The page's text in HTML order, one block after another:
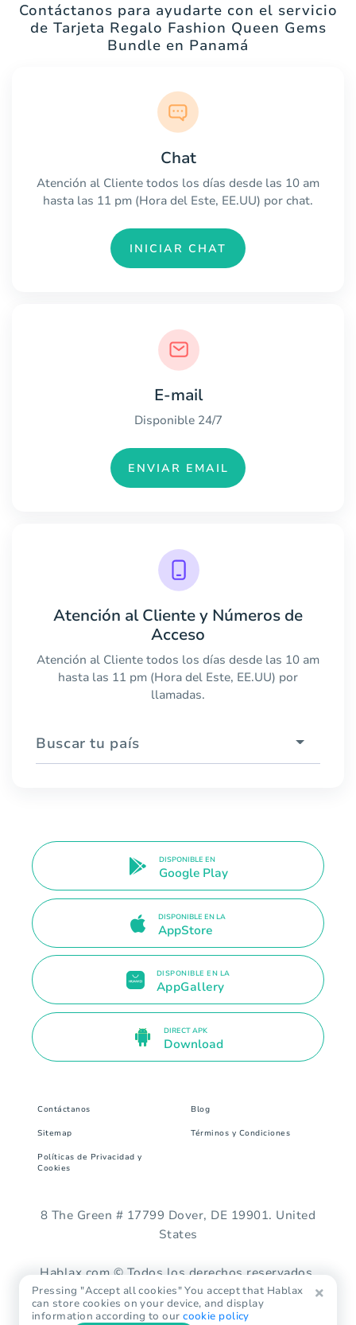
Contáctanos para ayudarte con el servicio
de Tarjeta Regalo Fashion Queen Gems
Bundle en Panamá
Chat
Atención al Cliente todos los días desde las 10 am
hasta las 11 pm (Hora del Este, EE.UU) por chat.
INICIAR CHAT
E-mail
Disponible 24/7
ENVIAR EMAIL
Atención al Cliente y Números de
Acceso
Atención al Cliente todos los días desde las 10 am
hasta las 11 pm (Hora del Este, EE.UU) por
llamadas.
Buscar tu país
DISPONIBLE EN
Google Play
DISPONIBLE EN LA
AppStore
DISPONIBLE EN LA
AppGallery
DIRECT APK
Download
Contáctanos Blog
Sitemap Términos y Condiciones
Políticas de Privacidad y
Cookies
8 The Green # 17799 Dover, DE 19901. United
States
Hablax.com © Todos los derechos reservados.
Pressing "Accept all cookies" You accept that Hablax
can store cookies on your device, and display
information according to ourcookie policy